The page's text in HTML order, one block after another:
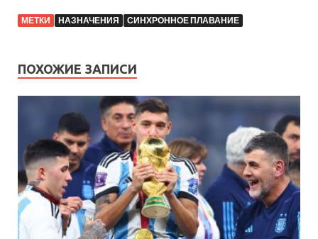
МЕТКИ НАЗНАЧЕНИЯ СИНХРОННОЕ ПЛАВАНИЕ
ПОХОЖИЕ ЗАПИСИ